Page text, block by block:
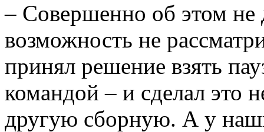
– Совершенно об этом не
возможность не
принял решение взять
командой – и сделал это
другую сборную. А у